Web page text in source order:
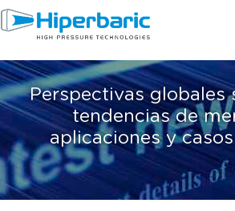
Perspectivas globales
tendencias de
aplicaciones y